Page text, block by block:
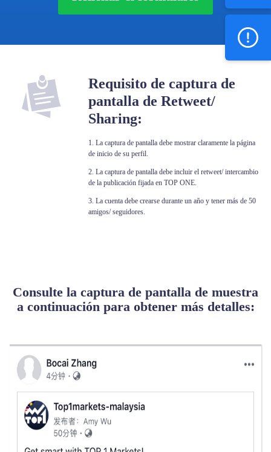
Requisito de captura de
pantalla de Retweet/
Sharing:
1. La captura de pantalla debe mostrar claramente la página
de inicio de su perfil.
2. La captura de pantalla debe incluir el retweet/ intercambio
de la publicación fijada en TOP ONE.
3. La cuenta debe crearse durante un año y tener más de 50
amigos/ seguidores.
Consulte la captura de pantalla de muestra
a continuación para obtener más detalles: